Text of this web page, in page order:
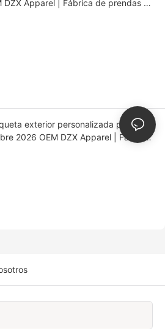
DZX Apparel | Fábrica de prendas de
exterior personalizada para
2026 OEM DZX Apparel | Fábrica